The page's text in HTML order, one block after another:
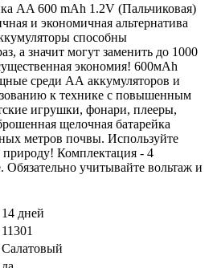
AA 600 mAh 1.2V (Пальчиковая)
и экономичная альтернатива
способны
а значит могут заменить до 1000
экономия! 600мAh
среди АА аккумуляторов и
к технике с повышенным
игрушки, фонари, плееры,
щелочная батарейка
метров почвы. Используйте
природу! Комплектация - 4
Обязательно учитывайте вольтаж и
14 дней
11301
Салатовый